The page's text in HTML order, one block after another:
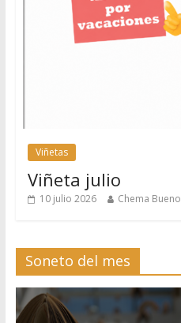
Viñetas
Viñeta julio
10 julio 2026 Chema Bueno
Soneto del mes